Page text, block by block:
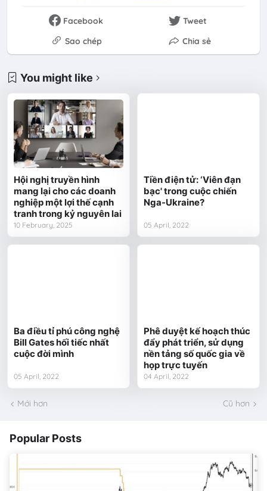
Facebook
Tweet
Sao chép
Chia sẻ
You might like
Hội nghị truyền hình
mang lại cho các doanh
nghiệp một lợi thế cạnh
tranh trong kỷ nguyên lai
10 February, 2025
Tiền điện tử: ‘Viên đạn
bạc' trong cuộc chiến
Nga-Ukraine?
05 April, 2022
Ba điều tỉ phú công nghệ
Bill Gates hối tiếc nhất
cuộc đời mình
05 April, 2022
Phê duyệt kế hoạch thúc
đẩy phát triển, sử dụng
nền tảng số quốc gia về
họp trực tuyến
04 April, 2022
Mới hơn Cũ hơn
Popular Posts